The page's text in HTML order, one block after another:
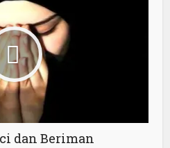
dan Beriman